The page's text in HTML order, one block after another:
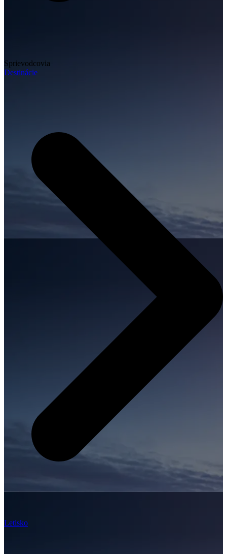
Sprievodcovia
Destinácie
Letisko